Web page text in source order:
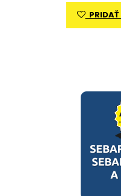
PRIDAŤ